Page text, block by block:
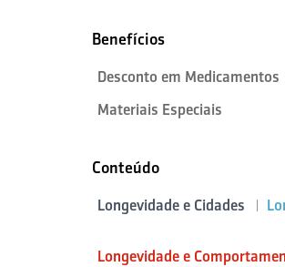
Benefícios
Desconto em Medicamentos
Materiais Especiais
Conteúdo
Longevidade e Cidades
Longevidade e